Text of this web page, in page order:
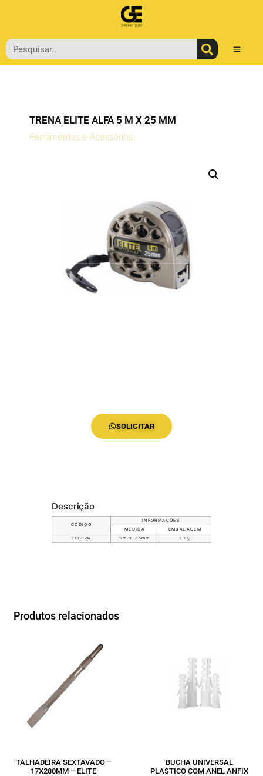
TRENA ELITE ALFA 5 M X 25 MM
Ferramentas e Acessórios
SOLICITAR
Descrição
CÓDIGO
INFORMAÇÕES
MEDIDA
EMBALAGEM
F06326
5m x 25mm 1 PÇ
Produtos relacionados
TALHADEIRA SEXTAVADO –
17X280MM – ELITE
BUCHA UNIVERSAL
PLASTICO COM ANEL ANFIX